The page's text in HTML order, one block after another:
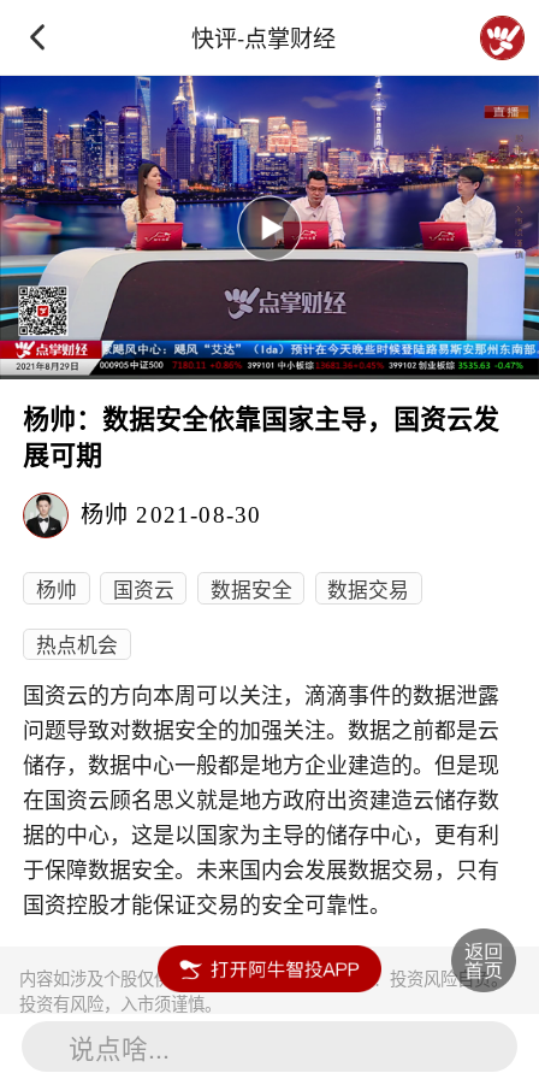
快评-点掌财经
杨帅：数据安全依靠国家主导，国资云发
展可期
杨帅 2021-08-30
杨帅 国资云 数据安全
数据交易
热点机会
国资云的方向本周可以关注，滴滴事件的数据泄露
问题导致对数据安全的加强关注。数据之前都是云
储存，数据中心一般都是地方企业建造的。但是现
在国资云顾名思义就是地方政府出资建造云储存数
据的中心，这是以国家为主导的储存中心，更有利
于保障数据安全。未来国内会发展数据交易，只有
国资控股才能保证交易的安全可靠性。
内容如涉及个股仅供参考，不构成任何投资建议！投资风险自负。
投资有风险，入市须谨慎。
说点啥...